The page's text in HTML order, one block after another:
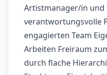
Artistmanager/in und
verantwortungsvolle
engagierten Team
Arbeiten Freiraum
durch flache